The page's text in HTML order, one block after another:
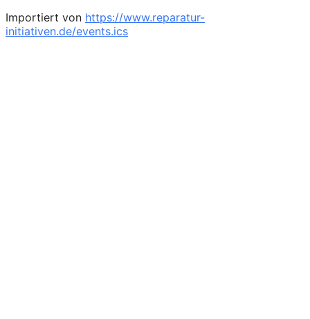
Importiert von https://www.reparatur-
initiativen.de/events.ics